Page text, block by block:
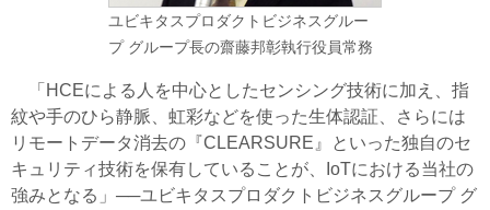
ユビキタスプロダクトビジネスグルー
プ グループ長の齋藤邦彰執行役員常務
「HCEによる人を中心としたセンシング技術に加え、指
紋や手のひら静脈、虹彩などを使った生体認証、さらには
リモートデータ消去の『CLEARSURE』といった独自のセ
キュリティ技術を保有していることが、IoTにおける当社の
強みとなる」──ユビキタスプロダクトビジネスグループ グ